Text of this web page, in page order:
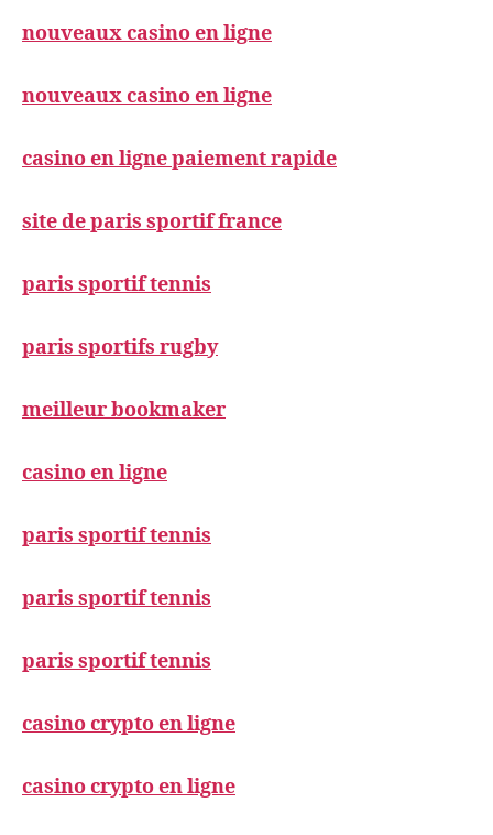
nouveaux casino en ligne
nouveaux casino en ligne
casino en ligne paiement rapide
site de paris sportif france
paris sportif tennis
paris sportifs rugby
meilleur bookmaker
casino en ligne
paris sportif tennis
paris sportif tennis
paris sportif tennis
casino crypto en ligne
casino crypto en ligne